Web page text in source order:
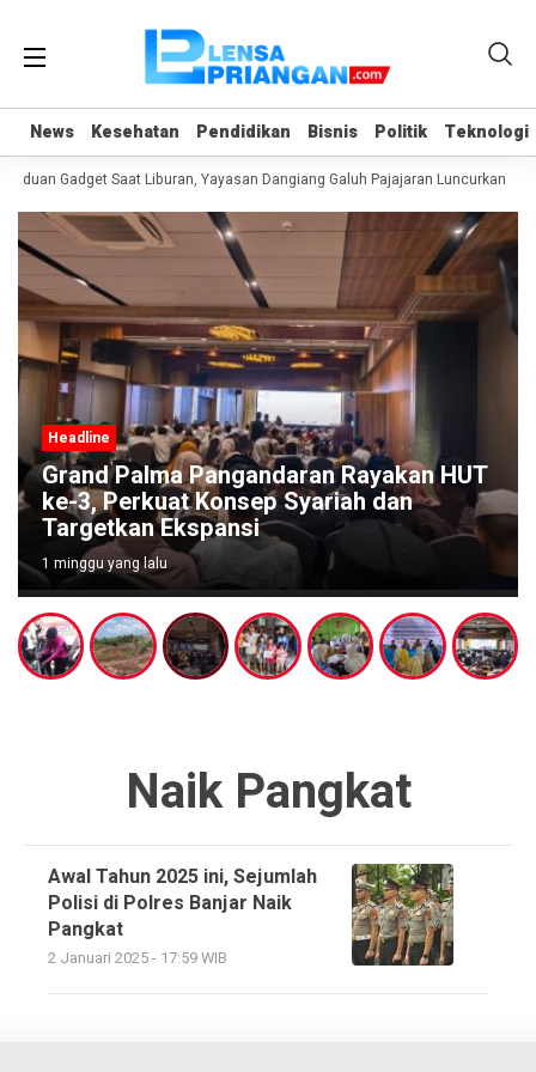
News Kesehatan Pendidikan Bisnis Politik Teknologi
News Kesehatan Pendidikan Bisnis Politik Teknologi
Gadget Saat Liburan, Yayasan Dangiang Galuh Pajajaran Luncurkan
Headline
Grand Palma Pangandaran Rayakan HUT
ke-3, Perkuat Konsep Syariah dan
Targetkan Ekspansi
1 minggu yang lalu
Naik Pangkat
Awal Tahun 2025 ini, Sejumlah
Polisi di Polres Banjar Naik
Pangkat
2 Januari 2025 - 17:59 WIB